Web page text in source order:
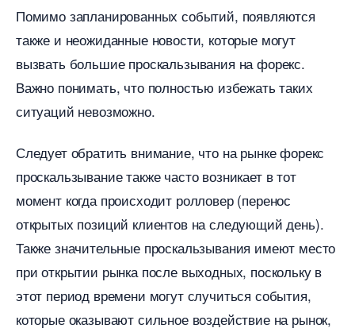
Помимо запланированных событий, появляются
также и неожиданные новости, которые могут
ызвать большие проскальзывания на форекс.
ажно понимать, что полностью избежать таких
ситуаций невозможно.
Следует обратить внимание, что на рынке форекс
проскальзывание также часто возникает в тот
момент когда происходит ролловер (перенос
открытых позиций клиентов на следующий день).
Также значительные проскальзывания имеют место
при открытии рынка после выходных, поскольку
этот период времени могут случиться события,
которые оказывают сильное воздействие на рынок,